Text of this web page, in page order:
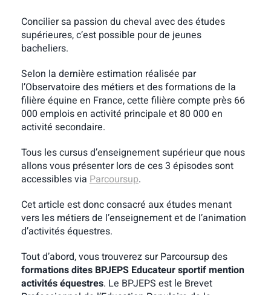
Concilier sa passion du cheval avec des études
supérieures, c’est possible pour de jeunes
bacheliers.
Selon la dernière estimation réalisée par
l’Observatoire des métiers et des formations de la
filière équine en France, cette filière compte près 66
000 emplois en activité principale et 80 000 en
activité secondaire.
Tous les cursus d’enseignement supérieur que nous
allons vous présenter lors de ces 3 épisodes sont
accessibles via Parcoursup.
Cet article est donc consacré aux études menant
vers les métiers de l’enseignement et de l’animation
d’activités équestres.
Tout d’abord, vous trouverez sur Parcoursup des
formations dites BPJEPS Educateur sportif mention
activités équestres. Le BPJEPS est le Brevet